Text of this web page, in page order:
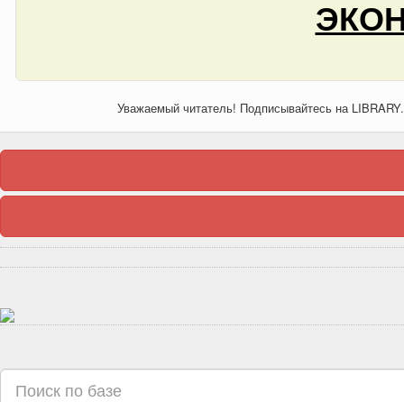
Уважаемый читатель! Подписывайтесь на